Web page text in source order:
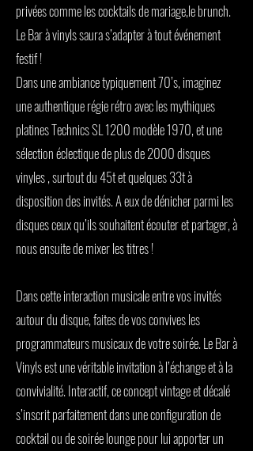
privées comme les cocktails de mariage,le brunch.
Le Bar à vinyls saura s’adapter à tout événement
festif !
Dans une ambiance typiquement 70’s, imaginez
une authentique régie rétro avec les mythiques
platines Technics SL 1200 modèle 1970, et une
sélection éclectique de plus de 2000 disques
vinyles , surtout du 45t et quelques 33t à
disposition des invités. A eux de dénicher parmi les
disques ceux qu’ils souhaitent écouter et partager, à
nous ensuite de mixer les titres !
Dans cette interaction musicale entre vos invités
autour du disque, faites de vos convives les
programmateurs musicaux de votre soirée. Le Bar à
Vinyls est une véritable invitation à l’échange et à la
convivialité. Interactif, ce concept vintage et décalé
s’inscrit parfaitement dans une configuration de
cocktail ou de soirée lounge pour lui apporter un